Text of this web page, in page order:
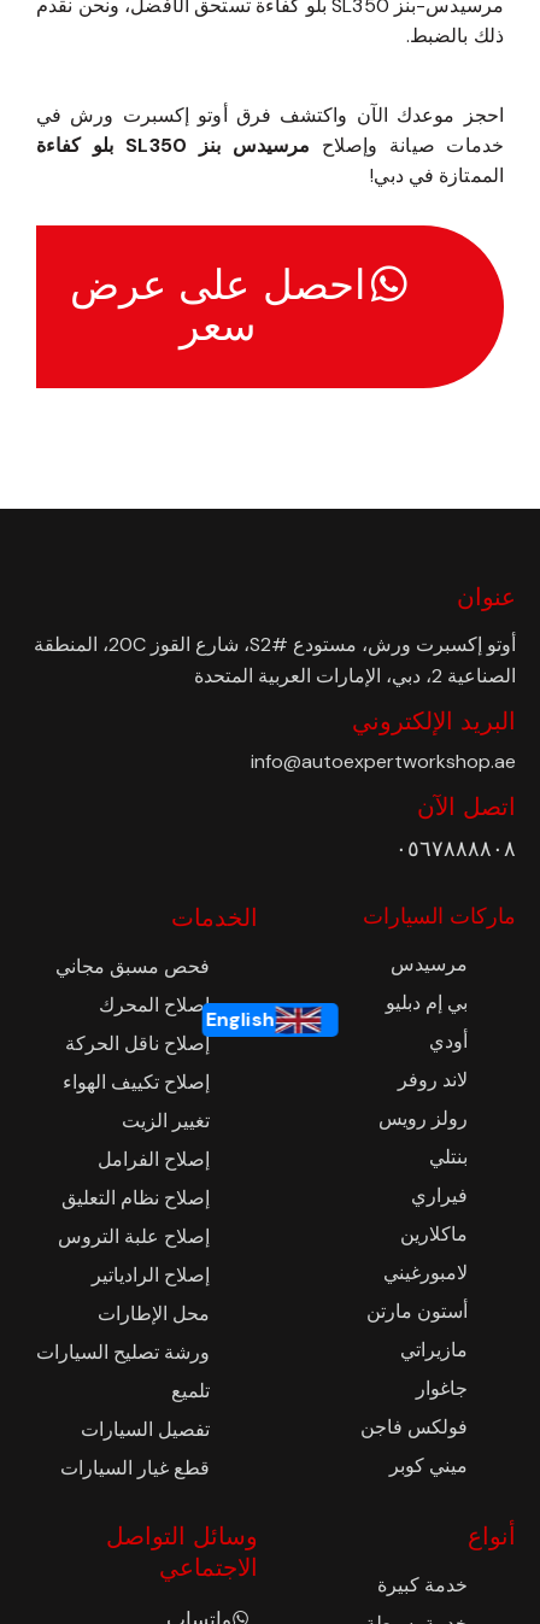
English
مرسيدس-بنز SL350 بلو كفاءة تستحق الأفضل، ونحن نقدم
ذلك بالضبط.
احجز موعدك الآن واكتشف فرق أوتو إكسبرت ورش في
خدمات صيانة وإصلاح مرسيدس بنز SL350 بلو كفاءة
الممتازة في دبي!
احصل على عرض
سعر
عنوان
أوتو إكسبرت ورش، مستودع #S2، شارع القوز 20C، المنطقة
الصناعية 2، دبي، الإمارات العربية المتحدة
البريد الإلكتروني
info@autoexpertworkshop.ae
اتصل الآن
٠٥٦٧٨٨٨٨٠٨
ماركات السيارات
مرسيدس
بي إم دبليو
أودي
لاند روفر
رولز رويس
بنتلي
فيراري
ماكلارين
لامبورغيني
أستون مارتن
مازيراتي
جاغوار
فولكس فاجن
ميني كوبر
الخدمات
فحص مسبق مجاني
إصلاح المحرك
إصلاح ناقل الحركة
إصلاح تكييف الهواء
تغيير الزيت
إصلاح الفرامل
إصلاح نظام التعليق
إصلاح علبة التروس
إصلاح الرادياتير
محل الإطارات
ورشة تصليح السيارات
تلميع
تفصيل السيارات
قطع غيار السيارات
أنواع
خدمة كبيرة
وسائل التواصل
الاجتماعي
واتساب